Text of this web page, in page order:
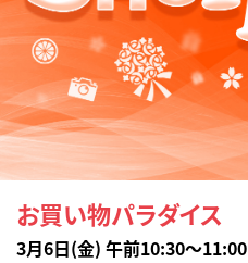
お買い物パラダイス
3月6日(金) 午前10:30～11:00